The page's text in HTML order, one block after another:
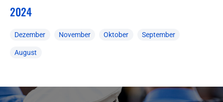
2024
Dezember November Oktober September
August